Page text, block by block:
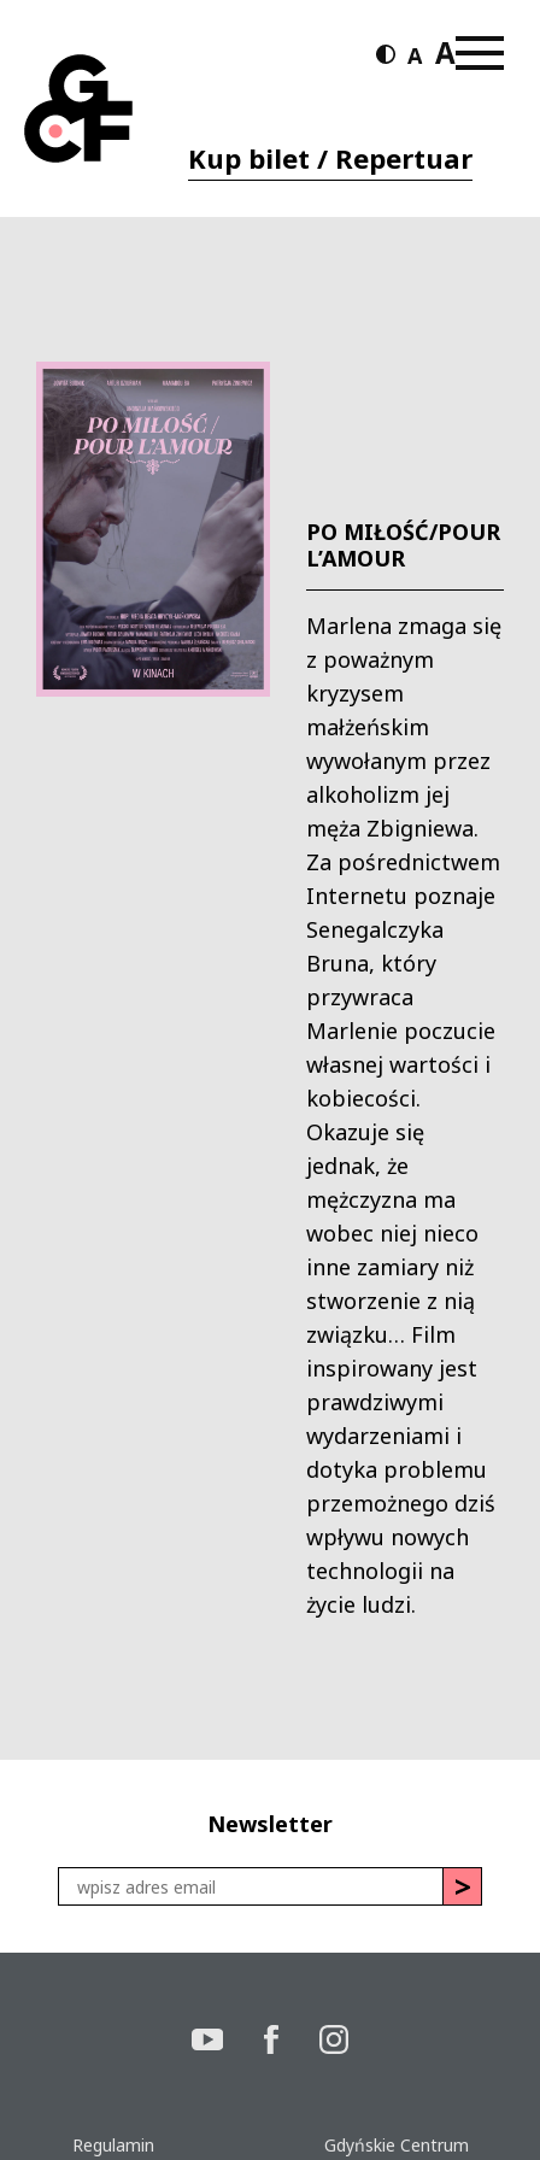
Kup bilet / Repertuar
PO MIŁOŚĆ/POUR
L’AMOUR
Marlena zmaga się
z poważnym
kryzysem
małżeńskim
wywołanym przez
alkoholizm jej
męża Zbigniewa.
Za pośrednictwem
Internetu poznaje
Senegalczyka
Bruna, który
przywraca
Marlenie poczucie
własnej wartości i
kobiecości.
Okazuje się
jednak, że
mężczyzna ma
wobec niej nieco
inne zamiary niż
stworzenie z nią
związku… Film
inspirowany jest
prawdziwymi
wydarzeniami i
dotyka problemu
przemożnego dziś
wpływu nowych
technologii na
życie ludzi.
Newsletter
Regulamin Gdyńskie Centrum